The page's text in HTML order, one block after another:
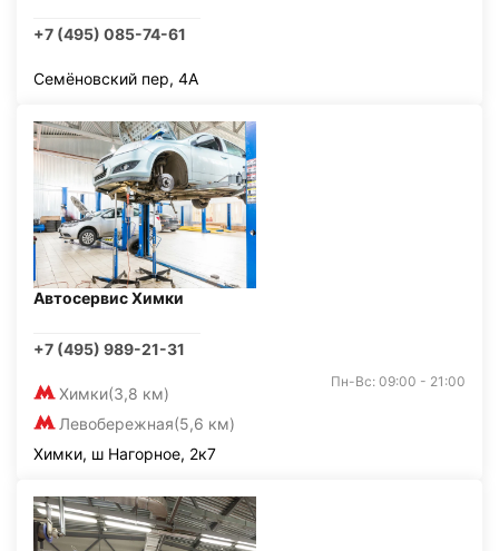
+7 (495) 085-74-61
Семёновский пер, 4А
Автосервис Химки
+7 (495) 989-21-31
Химки(3,8 км)
Левобережная(5,6 км)
Пн-Вс: 09:00 - 21:00
Химки, ш Нагорное, 2к7